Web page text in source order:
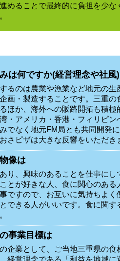
めることで最終的に負担を少な
は何ですか(経営理念や社風)
るのは農業や漁業など地元の生
画・製造することです。三重の
ほか、海外への販路開拓も積極
・アメリカ・香港・フィリピン
でなく地元FM局とも共同開発
さピザは大きな反響をいただき
像は
り、興味のあることを仕事にし
とが好きな人、食に関心のある
ですので、お互いに気持ちよく
できる人がいいです。食に関す
事業目標は
企業として、ご当地三重県の食
経営理念である「利益を地域に